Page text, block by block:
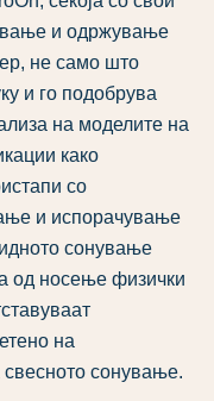
и одржување
не само што
и го подобрува
на моделите на
како
со
и испорачување
сонување
од носење физички
на
сонување.